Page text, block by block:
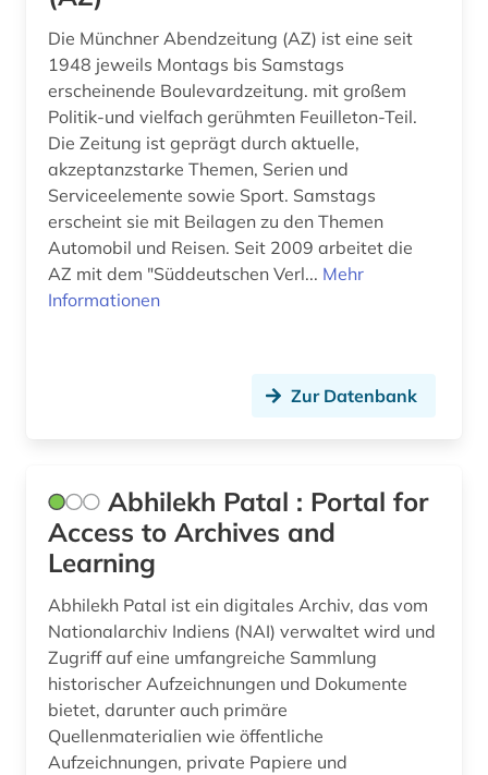
bibliographie (157)
bibliographie 1470-1960 (1)
bibliographie 1700-1900 (1)
bibliographie 1700-1944 (1)
bibliographie 1886-1957 (1)
bibliographie 1998 - 2000 (1)
bibliographie bis 1900 (1)
biblioteca de catalunya (1)
biblioteca nacional de españa (1)
bibliothek (38)
Die Münchner Abendzeitung (AZ) ist eine seit
1948 jeweils Montags bis Samstags
erscheinende Boulevardzeitung. mit großem
Politik-und vielfach gerühmten Feuilleton-Teil.
Die Zeitung ist geprägt durch aktuelle,
akzeptanzstarke Themen, Serien und
Serviceelemente sowie Sport. Samstags
erscheint sie mit Beilagen zu den Themen
Automobil und Reisen. Seit 2009 arbeitet die
AZ mit dem "Süddeutschen Verl... Mehr
Informationen
Zur Datenbank
Abhilekh Patal : Portal for
Access to Archives and
Learning
Abhilekh Patal ist ein digitales Archiv, das vom
Nationalarchiv Indiens (NAI) verwaltet wird und
Zugriff auf eine umfangreiche Sammlung
historischer Aufzeichnungen und Dokumente
bietet, darunter auch primäre
Quellenmaterialien wie öffentliche
Aufzeichnungen, private Papiere und